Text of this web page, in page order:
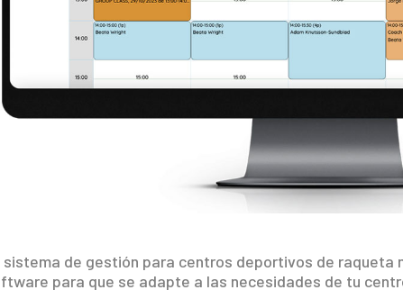
de gestión para centros deportivos de
para que se adapte a las necesidades de tu